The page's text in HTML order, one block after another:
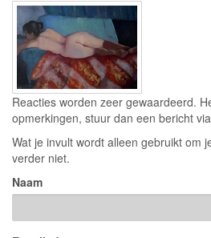
Reacties worden zeer gewaardeerd.
opmerkingen, stuur dan een bericht
Wat je invult wordt alleen gebruikt om
verder niet.
Naam